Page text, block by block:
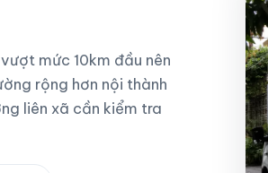
mức 10km đầu nên
rộng hơn nội thành
liên xã cần kiểm tra